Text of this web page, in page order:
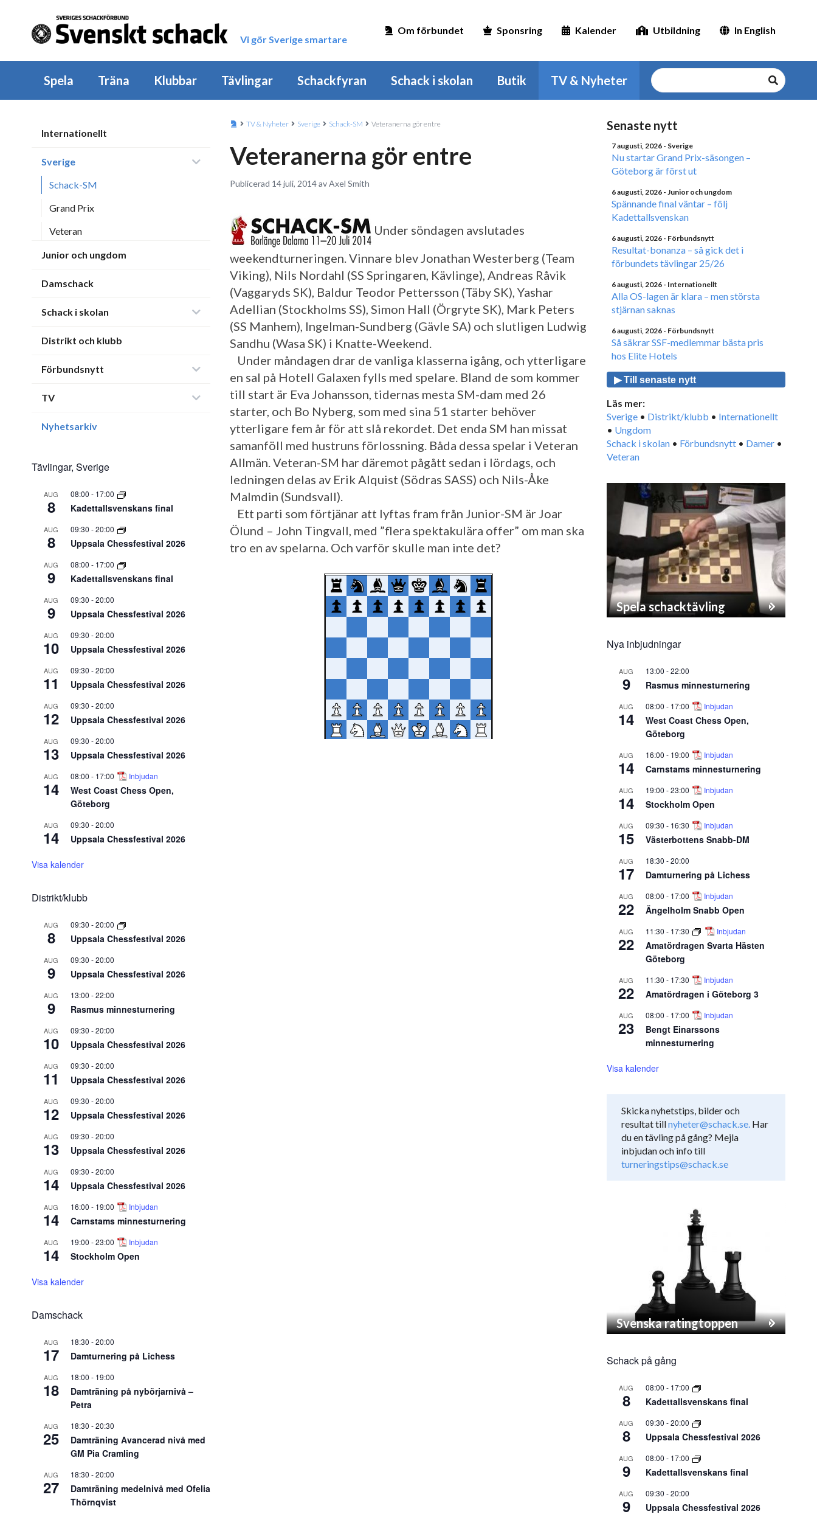
Vi gör Sverige smartare
Om förbundet Sponsring Kalender Utbildning In English
Spela Träna Klubbar Tävlingar Schackfyran Schack i skolan Butik TV & Nyheter
Internationellt
Sverige
Schack-SM
Grand Prix
Veteran
Junior och ungdom
Damschack
Schack i skolan
Distrikt och klubb
Förbundsnytt
TV
Nyhetsarkiv
Tävlingar, Sverige
AUG
8
08:00 - 17:00
Kadettallsvenskans final
AUG
8
09:30 -20:00
Uppsala Chessfestival 2026
AUG
9
08:00 - 17:00
Kadettallsvenskans final
AUG
9
09:30 -20:00
Uppsala Chessfestival 2026
AUG
10
09:30 -20:00
Uppsala Chessfestival 2026
AUG
11
09:30 -20:00
Uppsala Chessfestival 2026
AUG
12
09:30 -20:00
Uppsala Chessfestival 2026
AUG
13
09:30 -20:00
Uppsala Chessfestival 2026
AUG
14
08:00 - 17:00 Inbjudan
West Coast Chess Open,
Göteborg
AUG
14
09:30 -20:00
Uppsala Chessfestival 2026
Visa kalender
Distrikt/klubb
AUG
8
09:30 -20:00
Uppsala Chessfestival 2026
AUG
9
09:30 -20:00
Uppsala Chessfestival 2026
AUG
9
13:00 -22:00
Rasmus minnesturnering
AUG
10
09:30 -20:00
Uppsala Chessfestival 2026
AUG
11
09:30 -20:00
Uppsala Chessfestival 2026
AUG
12
09:30 -20:00
Uppsala Chessfestival 2026
AUG
13
09:30 -20:00
Uppsala Chessfestival 2026
AUG
14
09:30 -20:00
Uppsala Chessfestival 2026
AUG
14
16:00 - 19:00 Inbjudan
Carnstams minnesturnering
AUG
14
19:00 -23:00 Inbjudan
Stockholm Open
Visa kalender
Damschack
AUG
17
18:30 -20:00
Damturnering på Lichess
AUG
18
18:00 - 19:00
Damträning på nybörjarnivå –
Petra
AUG
25
18:30 -20:30
Damträning Avancerad nivå med
GM Pia Cramling
AUG
27
18:30 -20:00
Damträning medelnivå med Ofelia
Thörnqvist
TV & Nyheter Sverige Schack-SM Veteranerna gör entre
Veteranerna gör entre
Publicerad 14 juli, 2014 av Axel Smith
Under söndagen avslutades
weekendturneringen. Vinnare blev Jonathan Westerberg (Team
Viking), Nils Nordahl (SS Springaren, Kävlinge), Andreas Råvik
(Vaggaryds SK), Baldur Teodor Pettersson (Täby SK), Yashar
Adellian (Stockholms SS), Simon Hall (Örgryte SK), Mark Peters
(SS Manhem), Ingelman-Sundberg (Gävle SA) och slutligen Ludwig
Sandhu (Wasa SK) i Knatte-Weekend.
Under måndagen drar de vanliga klasserna igång, och ytterligare
en sal på Hotell Galaxen fylls med spelare. Bland de som kommer
till start är Eva Johansson, tidernas mesta SM-dam med 26
starter, och Bo Nyberg, som med sina 51 starter behöver
ytterligare fem år för att slå rekordet. Det enda SM han missat
samanföll med hustruns förlossning. Båda dessa spelar i Veteran
Allmän. Veteran-SM har däremot pågått sedan i lördags, och
ledningen delas av Erik Alquist (Södras SASS) och Nils-Åke
Malmdin (Sundsvall).
Ett parti som förtjänar att lyftas fram från Junior-SM är Joar
Ölund – John Tingvall, med ”flera spektakulära offer” om man ska
tro en av spelarna. Och varför skulle man inte det?
Senaste nytt
7 augusti, 2026 - Sverige
Nu startar Grand Prix-säsongen –
Göteborg är först ut
6 augusti, 2026 - Junior och ungdom
Spännande final väntar – följ
Kadettallsvenskan
6 augusti, 2026 - Förbundsnytt
Resultat-bonanza – så gick det i
förbundets tävlingar 25/26
6 augusti, 2026 - Internationellt
Alla OS-lagen är klara – men största
stjärnan saknas
6 augusti, 2026 - Förbundsnytt
Så säkrar SSF-medlemmar bästa pris
hos Elite Hotels
▶ Till senaste nytt
Läs mer:
Sverige • Distrikt/klubb • Internationellt
• Ungdom
Schack i skolan • Förbundsnytt • Damer •
Veteran
Spela schacktävling
Nya inbjudningar
AUG
9
13:00 -22:00
Rasmus minnesturnering
AUG
14
08:00 - 17:00 Inbjudan
West Coast Chess Open,
Göteborg
AUG
14
16:00 - 19:00 Inbjudan
Carnstams minnesturnering
AUG
14
19:00 -23:00 Inbjudan
Stockholm Open
AUG
15
09:30 - 16:30 Inbjudan
Västerbottens Snabb-DM
AUG
17
18:30 -20:00
Damturnering på Lichess
AUG
22
08:00 - 17:00 Inbjudan
Ängelholm Snabb Open
AUG
22
11:30 - 17:30 Inbjudan
Amatördragen Svarta Hästen
Göteborg
AUG
22
11:30 - 17:30 Inbjudan
Amatördragen i Göteborg 3
AUG
23
08:00 - 17:00 Inbjudan
Bengt Einarssons
minnesturnering
Visa kalender
Skicka nyhetstips, bilder och
resultat tillnyheter@schack.se. Har
du en tävling på gång? Mejla
inbjudan och info till
turneringstips@schack.se
Svenska ratingtoppen
Schack på gång
AUG
8
08:00 - 17:00
Kadettallsvenskans final
AUG
8
09:30 -20:00
Uppsala Chessfestival 2026
AUG
9
08:00 - 17:00
Kadettallsvenskans final
AUG
9
09:30 -20:00
Uppsala Chessfestival 2026